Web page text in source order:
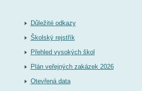
Důležité odkazy
Školský rejstřík
Přehled vysokých škol
Plán veřejných zakázek 2026
Otevřená data